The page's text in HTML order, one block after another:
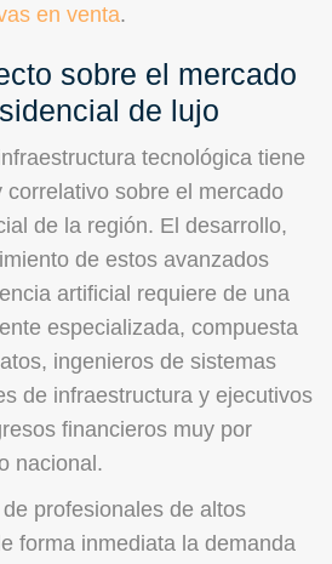
en venta.
sobre el mercado
de lujo
tecnológica tiene
correlativo sobre el mercado
de la región. El desarrollo,
de estos avanzados
artificial requiere de una
especializada, compuesta
ingenieros de sistemas
de infraestructura y ejecutivos
financieros muy por
nacional.
profesionales de altos
forma inmediata la demanda